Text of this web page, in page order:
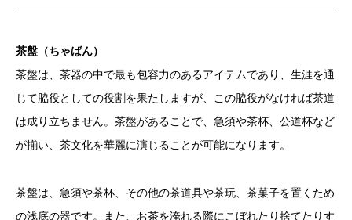
茶盤（ちゃばん）
茶盤は、茶器の中で最も包容力のあるアイテムであり、生涯を通
じて脇役としての役割を果たしますが、この脇役がなければ茶道
は成り立ちません。茶盤があることで、急須や茶杯、公道杯など
が揃い、茶文化を華麗に演じることが可能になります。
茶盤は、急須や茶杯、その他の茶道具や茶玩、茶菓子を置くため
の浅底の器です。また、お茶を淹れる際にこぼれたり捨てたりす